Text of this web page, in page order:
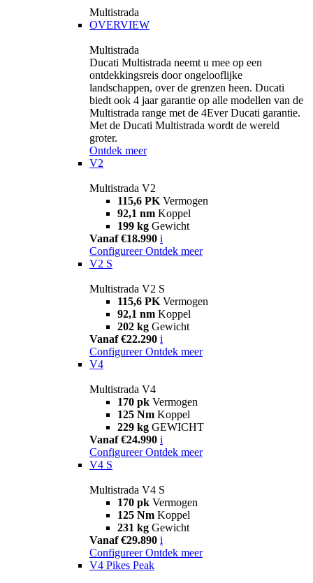
Multistrada
OVERVIEW
Multistrada
Ducati Multistrada neemt u mee op een
ontdekkingsreis door ongelooflijke
landschappen, over de grenzen heen. Ducati
biedt ook 4 jaar garantie op alle modellen van de
Multistrada range met de 4Ever Ducati garantie.
Met de Ducati Multistrada wordt de wereld
groter.
Ontdek meer
V2
Multistrada V2
115,6 PK Vermogen
92,1 nm Koppel
199 kg Gewicht
Vanaf €18.990 i
Configureer Ontdek meer
V2 S
Multistrada V2 S
115,6 PK Vermogen
92,1 nm Koppel
202 kg Gewicht
Vanaf €22.290 i
Configureer Ontdek meer
V4
Multistrada V4
170 pk Vermogen
125 Nm Koppel
229 kg GEWICHT
Vanaf €24.990 i
Configureer Ontdek meer
V4 S
Multistrada V4 S
170 pk Vermogen
125 Nm Koppel
231 kg Gewicht
Vanaf €29.890 i
Configureer Ontdek meer
V4 Pikes Peak